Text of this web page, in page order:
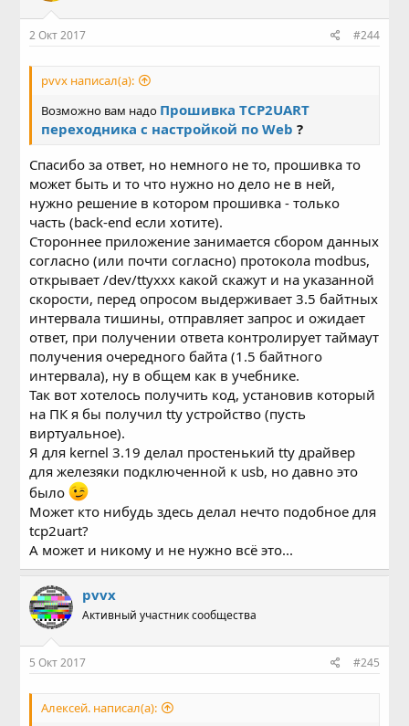
2 Окт 2017 #244
pvvx написал(а):
Возможно вам надо Прошивка TCP2UART
переходника с настройкой по Web ?
Спасибо за ответ, но немного не то, прошивка то
может быть и то что нужно но дело не в ней,
нужно решение в котором прошивка - только
часть (back-end если хотите).
Стороннее приложение занимается сбором данных
согласно (или почти согласно) протокола modbus,
открывает /dev/ttyxxx какой скажут и на указанной
скорости, перед опросом выдерживает 3.5 байтных
интервала тишины, отправляет запрос и ожидает
ответ, при получении ответа контролирует таймаут
получения очередного байта (1.5 байтного
интервала), ну в общем как в учебнике.
Так вот хотелось получить код, установив который
на ПК я бы получил tty устройство (пусть
виртуальное).
Я для kernel 3.19 делал простенький tty драйвер
для железяки подключенной к usb, но давно это
было
Может кто нибудь здесь делал нечто подобное для
tcp2uart?
А может и никому и не нужно всё это...
pvvx
Активный участник сообщества
5 Окт 2017 #245
Алексей. написал(а):